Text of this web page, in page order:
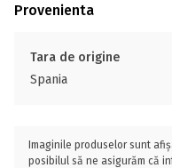
Provenienta
Tara de origine
Spania
Imaginile produselor sunt
posibilul să ne asigurăm că